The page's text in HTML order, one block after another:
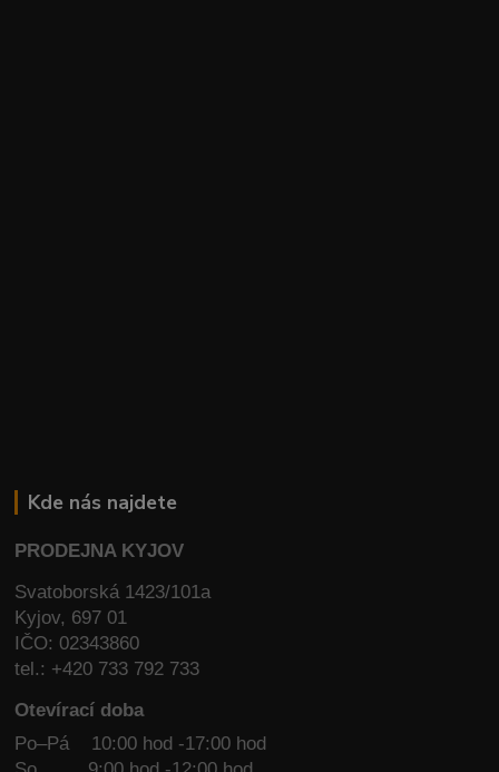
Kde nás najdete
PRODEJNA KYJOV
Svatoborská 1423/101a
Kyjov, 697 01
IČO: 02343860
tel.: +420 733 792 733
Otevírací doba
Po–Pá 10:00 hod -17:00 hod